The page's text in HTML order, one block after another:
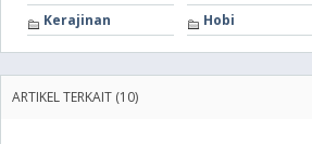
Kerajinan
Hobi
ARTIKEL TERKAIT (10)